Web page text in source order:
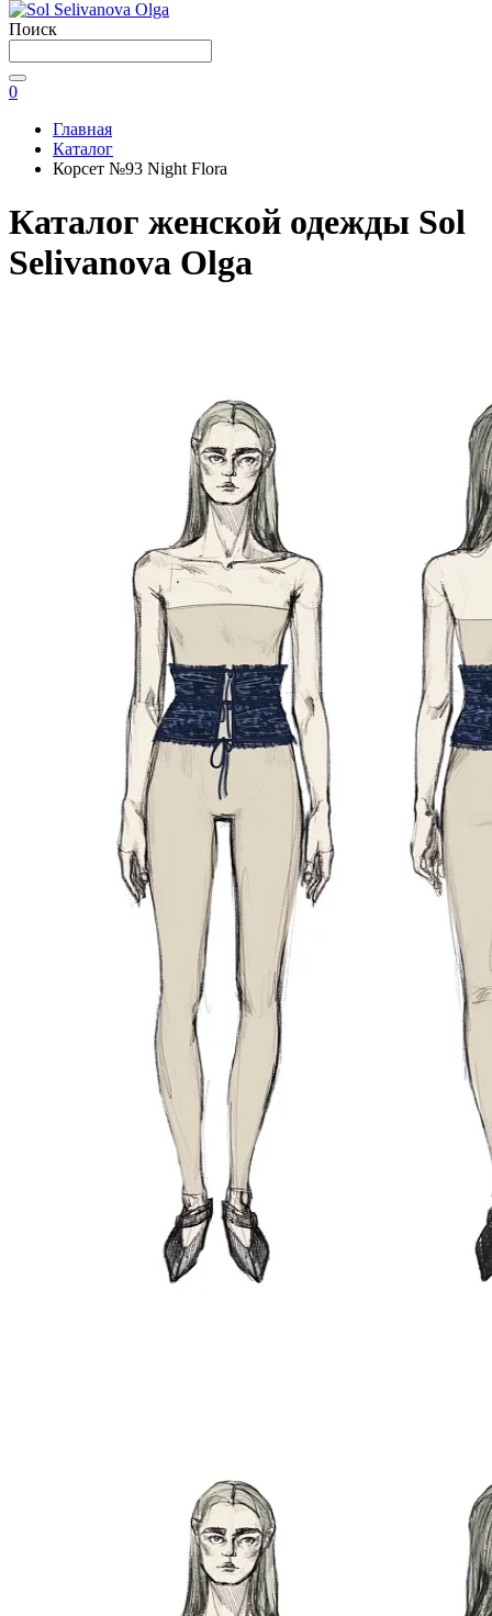
Поиск
0
Главная
Каталог
Корсет №93 Night Flora
Каталог женской одежды Sol
Selivanova Olga